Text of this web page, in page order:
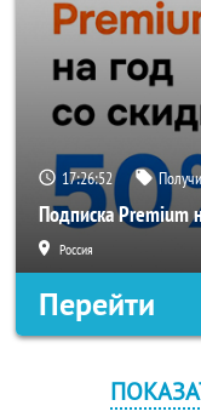
17:26:52
Подписка Premium
Россия
Перейти